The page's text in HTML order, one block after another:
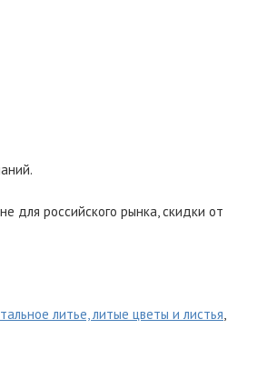
для российского рынка, скидки от
литье, литые цветы и листья,